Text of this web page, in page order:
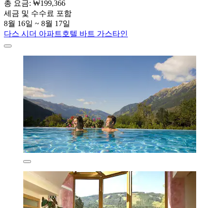
총 요금: ₩199,366
세금 및 수수료 포함
8월 16일 ~ 8월 17일
다스 시더 아파트호텔 바트 가스타인